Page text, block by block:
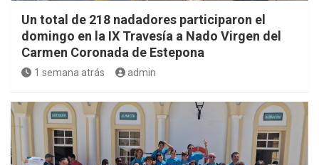
Un total de 218 nadadores participaron el
domingo en la IX Travesía a Nado Virgen del
Carmen Coronada de Estepona
1 semana atrás admin